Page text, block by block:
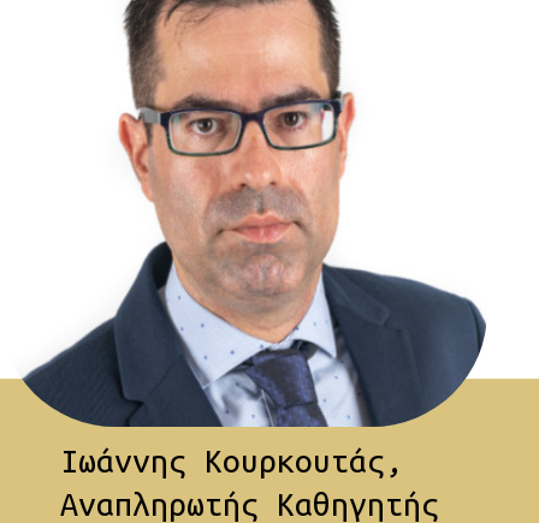
Ιωάννης Κουρκουτάς,
Αναπληρωτής Καθηγητής